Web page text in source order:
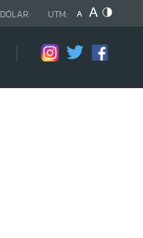
DÓLAR: UTM: